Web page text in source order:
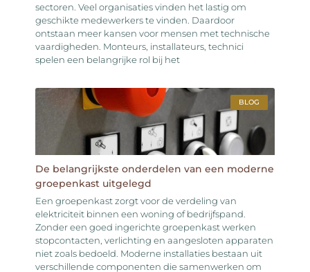
sectoren. Veel organisaties vinden het lastig om
geschikte medewerkers te vinden. Daardoor
ontstaan meer kansen voor mensen met technische
vaardigheden. Monteurs, installateurs, technici
spelen een belangrijke rol bij het
BLOG
De belangrijkste onderdelen van een moderne
groepenkast uitgelegd
Een groepenkast zorgt voor de verdeling van
elektriciteit binnen een woning of bedrijfspand.
Zonder een goed ingerichte groepenkast werken
stopcontacten, verlichting en aangesloten apparaten
niet zoals bedoeld. Moderne installaties bestaan uit
verschillende componenten die samenwerken om